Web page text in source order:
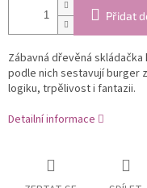
Přidat
Zábavná dřevěná
podle nich sestavují burger
logiku, trpělivost i fantazii.
Detailní informace